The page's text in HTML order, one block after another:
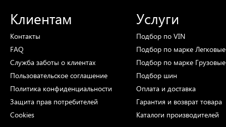
Клиентам
Контакты
FAQ
Служба заботы о клиентах
Пользовательское соглашение
Политика конфиденциальности
Защита прав потребителей
Cookies
Услуги
Подбор по VIN
Подбор по марке
Подбор по марке
Подбор шин
Оплата и доставка
Гарантия и возврат товара
Каталоги производителей